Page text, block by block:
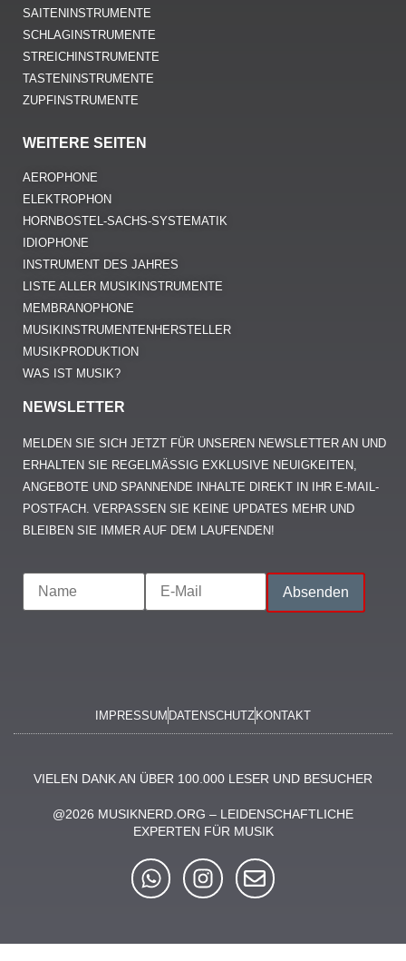
SAITENINSTRUMENTE
SCHLAGINSTRUMENTE
STREICHINSTRUMENTE
TASTENINSTRUMENTE
ZUPFINSTRUMENTE
WEITERE SEITEN
AEROPHONE
ELEKTROPHON
HORNBOSTEL-SACHS-SYSTEMATIK
IDIOPHONE
INSTRUMENT DES JAHRES
LISTE ALLER MUSIKINSTRUMENTE
MEMBRANOPHONE
MUSIKINSTRUMENTENHERSTELLER
MUSIKPRODUKTION
WAS IST MUSIK?
NEWSLETTER
MELDEN SIE SICH JETZT FÜR UNSEREN NEWSLETTER AN UND
ERHALTEN SIE REGELMÄSSIG EXKLUSIVE NEUIGKEITEN, A
NGEBOTE UND SPANNENDE INHALTE DIREKT IN IHR E-MAIL-P
OSTFACH. VERPASSEN SIE KEINE UPDATES MEHR UND B
LEIBEN SIE IMMER AUF DEM LAUFENDEN!
IMPRESSUM DATENSCHUTZ KONTAKT
VIELEN DANK AN ÜBER 100.000 LESER UND BESUCHER
@2026 MUSIKNERD.ORG – LEIDENSCHAFTLICHE
EXPERTEN FÜR MUSIK